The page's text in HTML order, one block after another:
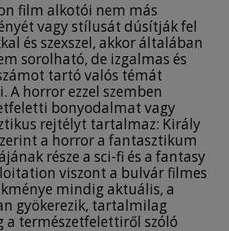
film alkotói nem más
vagy stílusát dúsítják fel
és szexszel, akkor általában
sorolható, de izgalmas és
tartó valós témát
A horror ezzel szemben
bonyodalmat vagy
rejtélyt tartalmaz: Király
a horror a fantasztikum
része a sci-fi és a fantasy
viszont a bulvár filmes
mindig aktuális, a
gyökerezik, tartalmilag
a természetfelettiről szóló